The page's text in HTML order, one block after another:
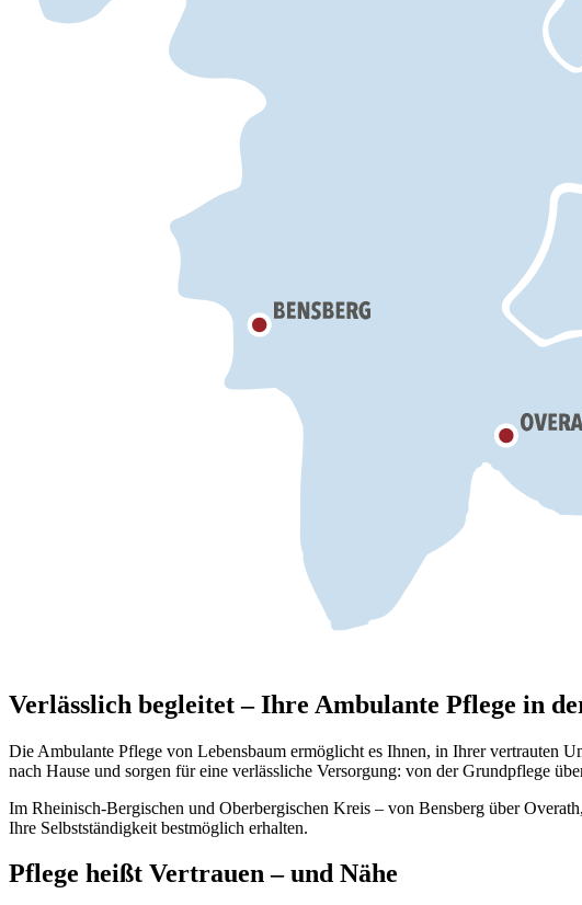
Verlässlich begleitet – Ihre Ambulante Pflege in
Die Ambulante Pflege von Lebensbaum ermöglicht es Ihnen, in Ihrer vertrauten
nach Hause und sorgen für eine verlässliche Versorgung: von der Grundpflege
Im Rheinisch-Bergischen und Oberbergischen Kreis – von Bensberg über
Ihre Selbstständigkeit bestmöglich erhalten.
Pflege heißt Vertrauen – und Nähe